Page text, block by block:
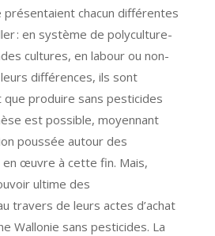
présentaient chacun différentes
: en système de polyculture-
cultures, en labour ou non-
différences, ils sont
que produire sans pesticides
est possible, moyennant
poussée autour des
œuvre à cette fin. Mais,
ultime des
travers de leurs actes d’achat
Wallonie sans pesticides. La